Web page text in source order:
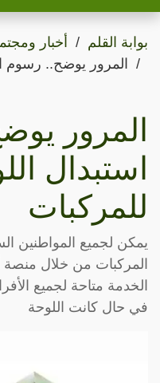
بوابة القلم
أخبار
المرور يوضح.. رسوم استبدال
المرور
للمركبات
يمكن لجميع المواطنين
المركبات من خلال
الخدمة متاحة لجميع
في حال كانت اللوحة